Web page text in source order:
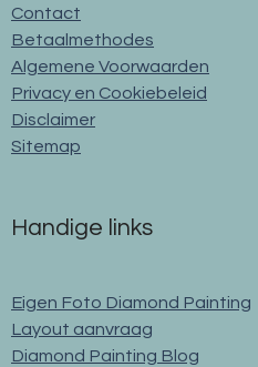
Contact
Betaalmethodes
Algemene Voorwaarden
Privacy en Cookiebeleid
Disclaimer
Sitemap
Handige links
Eigen Foto Diamond Painting
Layout aanvraag
Diamond Painting Blog